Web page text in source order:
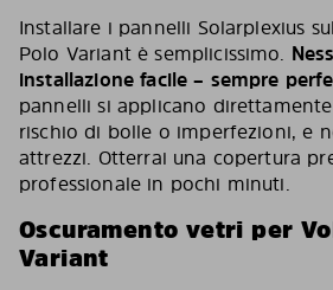
Installare i pannelli Solarplexius
Polo Variant è semplicissimo.
installazione facile – sempre
pannelli si applicano
rischio di bolle o imperfezioni, e
attrezzi. Otterrai una copertura
professionale in pochi minuti.
Oscuramento vetri per
Variant